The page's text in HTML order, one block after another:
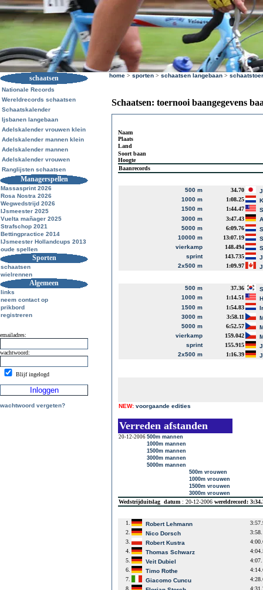
schaatsen
Nationale Records
Wereldrecords schaatsen
Schaatskalender
Ijsbanen langebaan
Adelskalender vrouwen klein
Adelskalender mannen klein
Adelskalender mannen
Adelskalender vrouwen
Ranglijsten schaatsen
Managerspellen
Massasprint 2026
Rosa Nostra 2026
Wegwedstrijd 2026
IJsmeester 2025
Vuelta mañager 2025
Strafschop 2021
Bettingpractice 2014
IJsmeester Hollandcups 2013
oude spellen
Sporten
schaatsen
wielrennen
Algemeen
links
neem contact op
prikbord
registreren
emailadres:
wachtwoord:
Blijf ingelogd
wachtwoord vergeten?
home > sporten > schaatsen langebaan >
Schaatsen: toernooi baangegevens
Naam
Plaats
Land
Soort baan
Hoogte
Baanrecords
500 m 34.70
1000 m
1:08.25
1500 m
1:44.47
3000 m
3:47.43
5000 m
6:09.76
10000 m
13:07.19
vierkamp
148.494
sprint
143.735
2x500 m
1:09.97
500 m 37.36
1000 m
1:14.51
1500 m
1:54.83
3000 m
3:58.11
5000 m
6:52.57
vierkamp
159.042
sprint
155.915
2x500 m
1:16.39
NEW: voorgaande edities
Verreden afstanden
20-12-2006 500m mannen
1000m mannen
1500m mannen
3000m mannen
5000m mannen
500m vrouwen
1000m vrouwen
1500m vrouwen
3000m vrouwen
Wedstrijduitslag datum : 20-12-2006 wereldrecord:
1. Robert Lehmann
2.
Nico Dorsch
3.
Robert Kustra
4.
Thomas Schwarz
5.
Veit Dubiel
6.
Timo Rothe
7.
Giacomo Cuncu